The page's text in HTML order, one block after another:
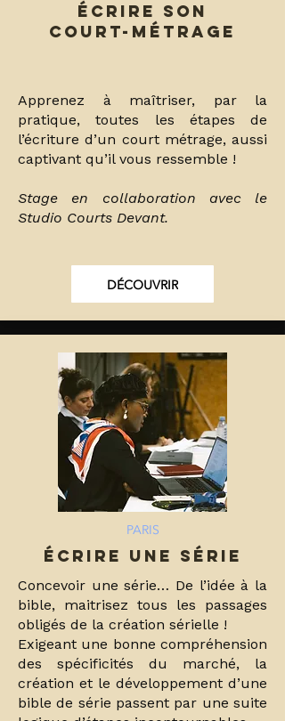
ÉCRIRE SON
COURT-MÉTRAGE
Apprenez à maîtriser, par la
pratique, toutes les étapes de
l’écriture d’un court métrage, aussi
captivant qu’il vous ressemble !
Stage en collaboration avec le
Studio Courts Devant.
DÉCOUVRIR
PARIS
ÉCRIRE UNE SÉRIE
Concevoir une série… De l’idée à la
bible, maitrisez tous les passages
obligés de la création sérielle !
Exigeant une bonne compréhension
des spécificités du marché, la
création et le développement d’une
bible de série passent par une suite